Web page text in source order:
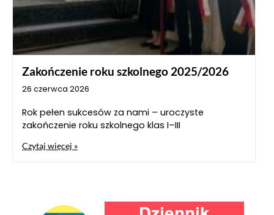
Zakończenie roku szkolnego 2025/2026
26 czerwca 2026
Rok pełen sukcesów za nami – uroczyste
zakończenie roku szkolnego klas I–III
Czytaj więcej »